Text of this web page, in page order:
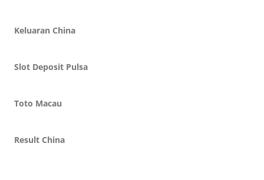
Keluaran China
Slot Deposit Pulsa
Toto Macau
Result China